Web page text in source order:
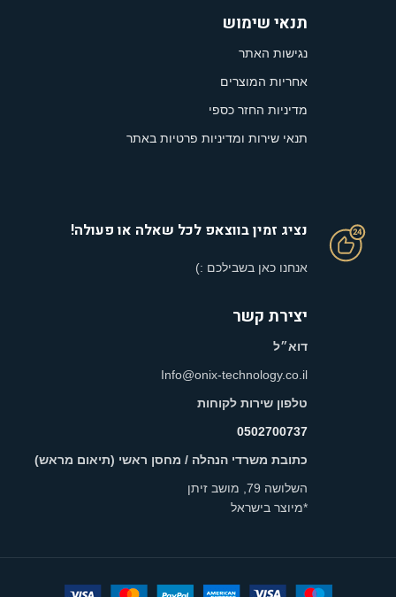
תנאי שימוש
נגישות האתר
אחריות המוצרים
מדיניות החזר כספי
תנאי שירות ומדיניות פרטיות באתר
נציג זמין בווצאפ לכל שאלה או פעולה!
אנחנו כאן בשבילכם :)
יצירת קשר
דוא״ל
Info@onix-technology.co.il
טלפון שירות לקוחות
0502700737
כתובת משרדי הנהלה / מחסן ראשי (תיאום מראש)
השלושה 79, מושב זיתן
*מיוצר בישראל